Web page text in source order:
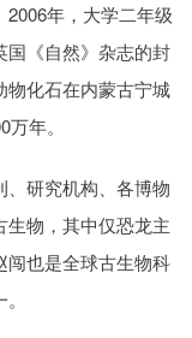
年，大学二年级
国《自然》杂志的封
物化石在内蒙古宁城
年。
、研究机构、各博物
物，其中仅恐龙主
闯也是全球古生物科